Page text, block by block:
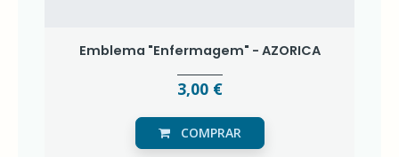
Emblema "Enfermagem" - AZORICA
3,00 €
COMPRAR